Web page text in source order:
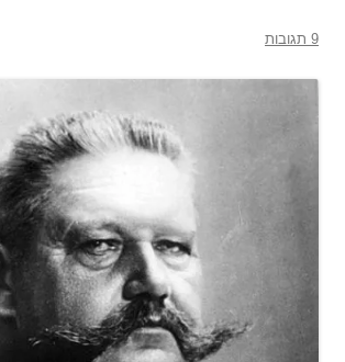
9 תגובות